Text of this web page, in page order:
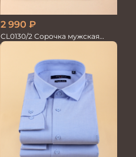
2 990 ₽
CL0130/2 Сорочка мужская
кор.рукав